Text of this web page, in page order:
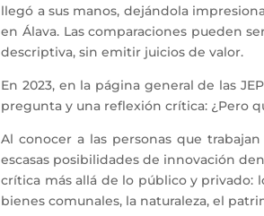
llegó a sus manos, dejándola
en Álava. Las comparaciones pueden
descriptiva, sin emitir juicios de valor.
En 2023, en la página general de las
pregunta y una reflexión crítica: ¿Pero
Al conocer a las personas que
escasas posibilidades de innovación
crítica más allá de lo público y privado:
bienes comunales, la naturaleza, el